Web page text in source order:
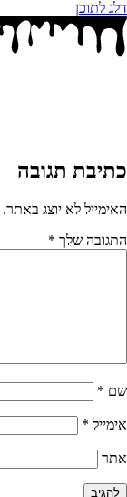
דלג לתוכן
כתיבת תגובה
האימייל לא יוצג באתר.
התגובה שלך *
שם *
אימייל *
אתר